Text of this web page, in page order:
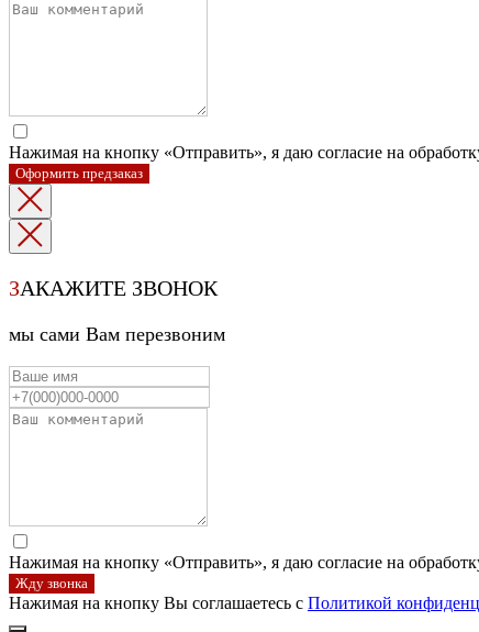
Нажимая на кнопку «Отправить», я даю согласие на
Оформить предзаказ
ЗАКАЖИТЕ ЗВОНОК
мы сами Вам перезвоним
Нажимая на кнопку «Отправить», я даю согласие на
Жду звонка
Нажимая на кнопку Вы соглашаетесь с Политикой